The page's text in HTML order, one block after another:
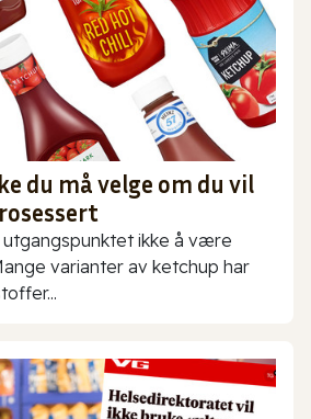
du må velge om du vil
ikke å være
varianter av ketchup har